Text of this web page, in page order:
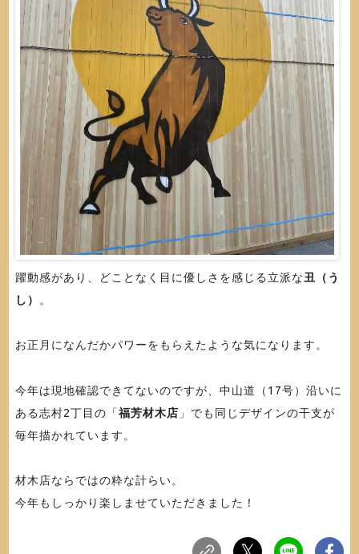
躍動感があり、どことなく目に優しさを感じる立派な丑（う
し）
。
お正月になんだかパワーをもらえたような気になります。
今年は現地確認できてないのですが、中山道（17号）沿いに
ある志村2丁目の「福芳材木店 」でも同じデザインの干支が
毎年描かれています。
材木店ならではの粋な計らい。
今年もしっかり楽しませていただきました！